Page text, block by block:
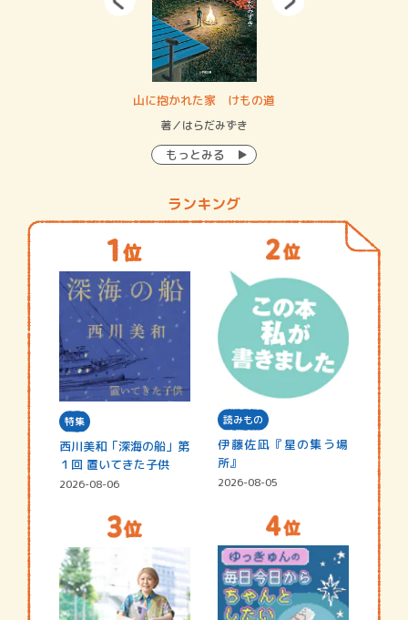
山に抱かれた家 けもの道
著／はらだみずき
もっとみる
ランキング
特集
西川美和「深海の船」第
１回 置いてきた子供
2026-08-06
読みもの
伊藤佐凪『星の集う場
所』
2026-08-05